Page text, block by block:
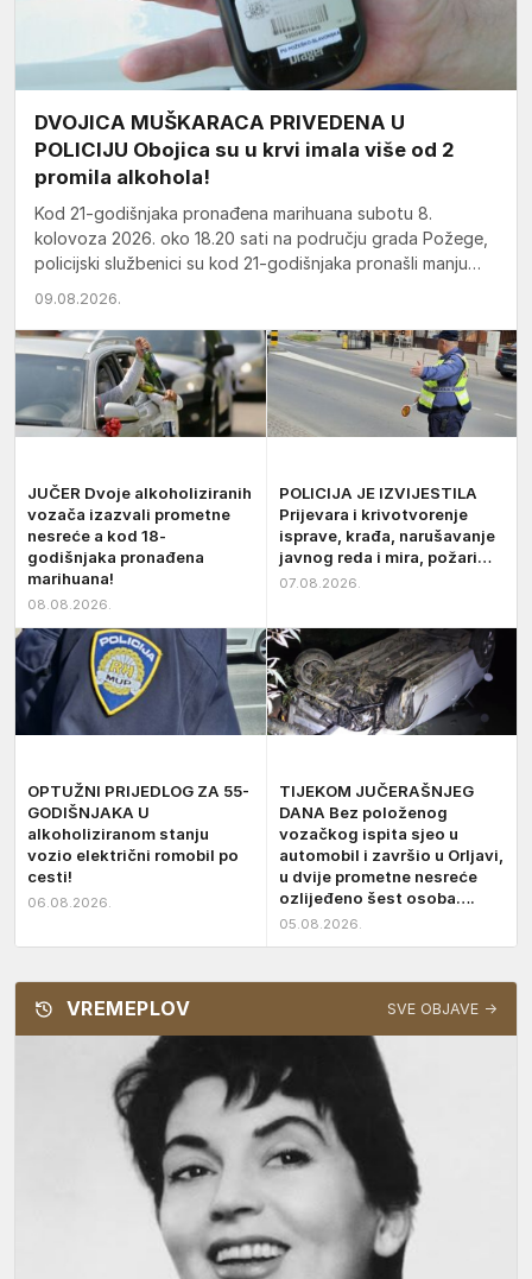
DVOJICA MUŠKARACA PRIVEDENA U
POLICIJU Obojica su u krvi imala više od 2
promila alkohola!
Kod 21-godišnjaka pronađena marihuana subotu 8.
kolovoza 2026. oko 18.20 sati na području grada Požege,
policijski službenici su kod 21-godišnjaka pronašli manju
09.08.2026.
JUČER Dvoje alkoholiziranih
vozača izazvali prometne
nesreće a kod 18-
godišnjaka pronađena
marihuana!
08.08.2026.
POLICIJA JE IZVIJESTILA
Prijevara i krivotvorenje
isprave, krađa, narušavanje
javnog reda i mira, požari…
07.08.2026.
OPTUŽNI PRIJEDLOG ZA 55-
GODIŠNJAKA U
alkoholiziranom stanju
vozio električni romobil po
cesti!
06.08.2026.
TIJEKOM JUČERAŠNJEG
DANA Bez položenog
vozačkog ispita sjeo u
automobil i završio u Orljavi,
u dvije prometne nesreće
ozlijeđeno šest osoba….
05.08.2026.
VREMEPLOV SVE OBJAVE →